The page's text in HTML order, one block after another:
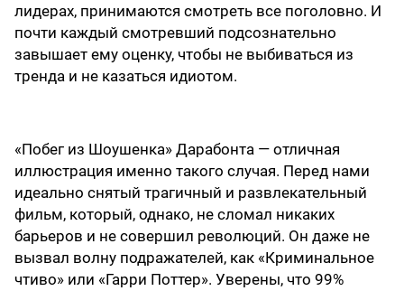
лидерах, принимаются смотреть все поголовно. И
почти каждый смотревший подсознательно
завышает ему оценку, чтобы не выбиваться из
тренда и не казаться идиотом.
«Побег из Шоушенка» Дарабонта — отличная
иллюстрация именно такого случая. Перед нами
идеально снятый трагичный и развлекательный
фильм, который, однако, не сломал никаких
барьеров и не совершил революций. Он даже не
вызвал волну подражателей, как «Криминальное
чтиво» или «Гарри Поттер». Уверены, что 99%